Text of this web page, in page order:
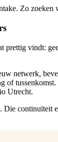
Zo
vindt:
netwerk,
of
Utrecht.
continuïteit